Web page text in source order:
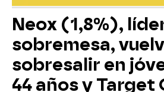
Neox (1,8%),
sobremesa,
sobresalir en
44 años y Target